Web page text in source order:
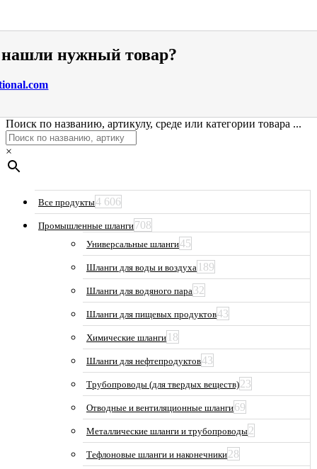
нужный товар?
Поиск по названию, артикулу, среде или категории товара ...
×
Все продукты4 606
Промышленные шланги708
Универсальные шланги45
Шланги для воды и воздуха 189
Шланги для водяного пара32
Шланги для пищевых продуктов43
Химические шланги 18
Шланги для нефтепродуктов43
Трубопроводы (для твердых веществ)23
Отводные и вентиляционные шланги69
Металлические шланги и трубопроводы2
Тефлоновые шланги и наконечники28